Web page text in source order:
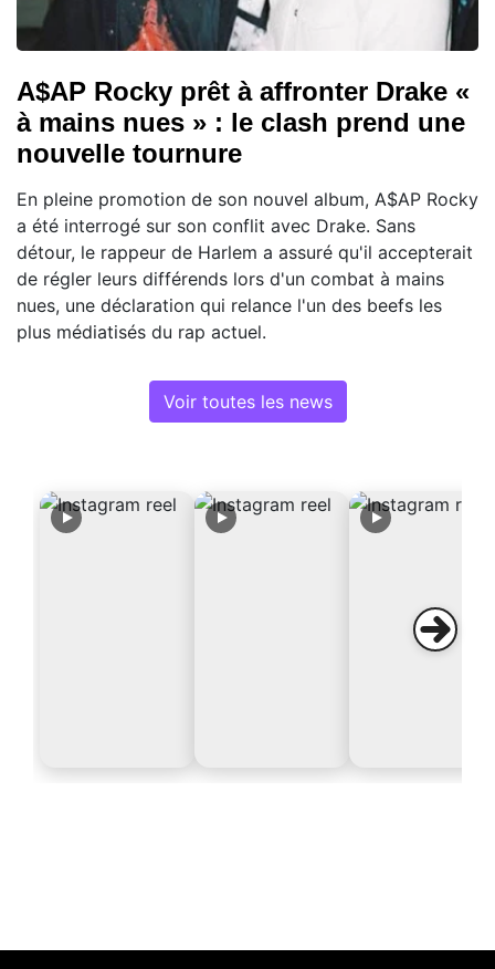
A$AP Rocky prêt à affronter Drake «
à mains nues » : le clash prend une
nouvelle tournure
En pleine promotion de son nouvel album, A$AP Rocky
a été interrogé sur son conflit avec Drake. Sans
détour, le rappeur de Harlem a assuré qu'il accepterait
de régler leurs différends lors d'un combat à mains
nues, une déclaration qui relance l'un des beefs les
plus médiatisés du rap actuel.
Voir toutes les news